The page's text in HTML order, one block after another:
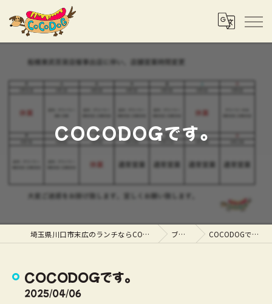
COCODOGです。
埼玉県川口市末広のランチならCOCODOG ブログ COCODOGです。
COCODOGです。
2025/04/06